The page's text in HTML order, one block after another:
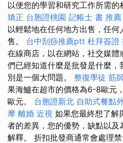
以便您的學習和研究工作所需的
矯正 台胞證桃園 記帳士 書 推薦
以輕鬆地在任何地方出售，任
售。 台中刮痧推薦ptt 杜拜簽證
在線商店，以在網站，社交媒
們已經知道什麼是批發是什麼
別是一個大問題。 整復學徒 筋
果海鱸在超市的價格為6-8歐元
歐元。 台胞證新北 自助式餐點
摩 離婚 近視 如果您最終想了解
者的差異，您的優勢，缺點以
解釋。 折扣批發商通常會處理